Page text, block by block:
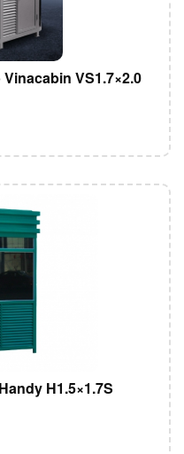
VS1.7×2.0
H1.5×1.7S